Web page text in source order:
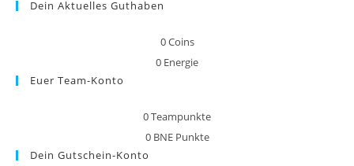
Dein Aktuelles Guthaben
0Coins
0 Energie
Euer Team-Konto
0Teampunkte
0 BNE Punkte
Dein Gutschein-Konto